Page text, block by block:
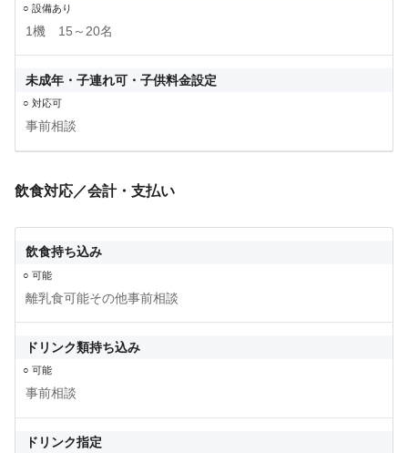
○ 設備あり
1機 15～20名
未成年・子連れ可・子供料金設定
○ 対応可
事前相談
飲食対応／会計・支払い
飲食持ち込み
○ 可能
離乳食可能その他事前相談
ドリンク類持ち込み
○ 可能
事前相談
ドリンク指定